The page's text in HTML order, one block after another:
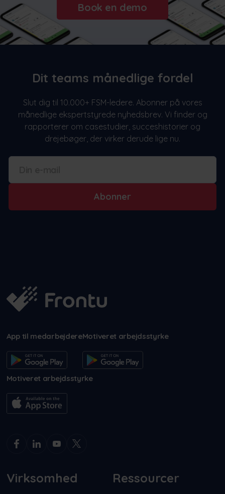
Book en demo
Dit teams månedlige fordel
Slut dig til 10.000+ FSM-ledere. Abonner på vores
månedlige ekspertstyrede nyhedsbrev. Vi finder og
rapporterer om casestudier, succeshistorier og
drejebøger, der virker derude lige nu.
Abonner
App til medarbejdereMotiveret arbejdsstyrke
Motiveret arbejdsstyrke
Virksomhed Ressourcer